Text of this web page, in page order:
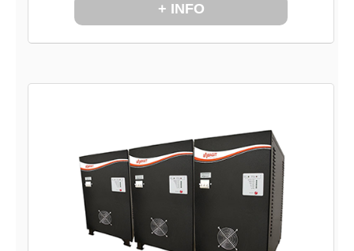
+ INFO